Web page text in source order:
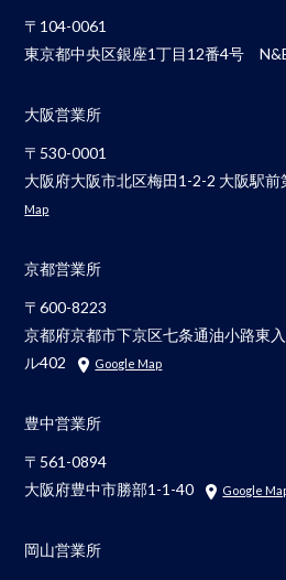
〒104-0061
東京都中央区銀座1丁目12番4号
大阪営業所
〒530-0001
大阪府大阪市北区梅田1-2-2 大阪駅
Map
京都営業所
〒600-8223
京都府京都市下京区七条通油小路東
ル402
Google Map
豊中営業所
〒561-0894
大阪府豊中市勝部1-1-40
Google
岡山営業所